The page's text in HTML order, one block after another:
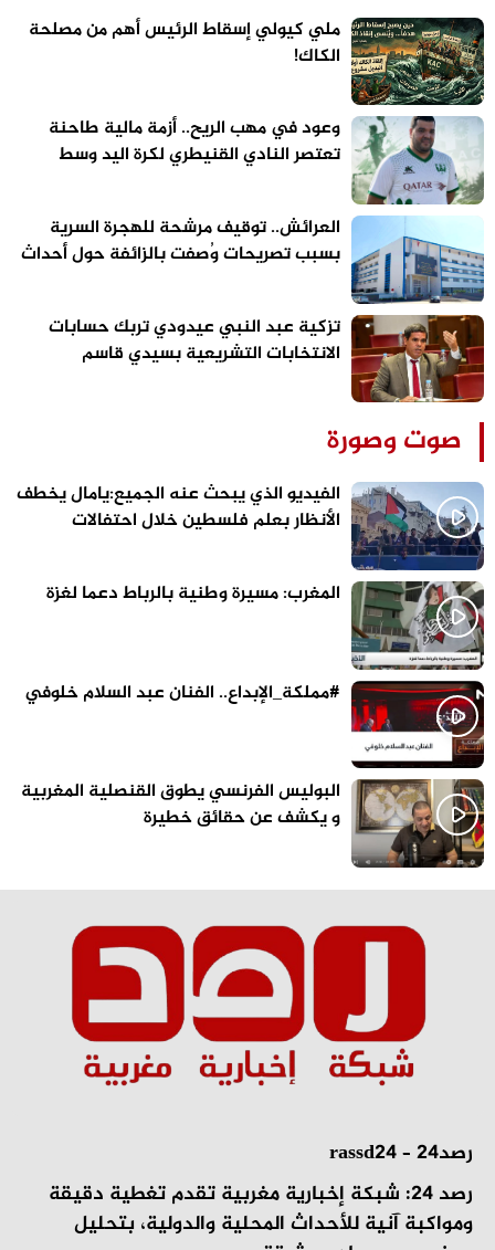
ملي كيولي إسقاط الرئيس أهم من مصلحة
الكاك!
وعود في مهب الريح.. أزمة مالية طاحنة
تعتصر النادي القنيطري لكرة اليد وسط
العرائش.. توقيف مرشحة للهجرة السرية
بسبب تصريحات وُصفت بالزائفة حول أحداث
تزكية عبد النبي عيدودي تربك حسابات
الانتخابات التشريعية بسيدي قاسم
صوت وصورة
الفيديو الذي يبحث عنه الجميع:يامال يخطف
الأنظار بعلم فلسطين خلال احتفالات
المغرب: مسيرة وطنية بالرباط دعما لغزة
#مملكة_الإبداع.. الفنان عبد السلام خلوفي
البوليس الفرنسي يطوق القنصلية المغربية
و يكشف عن حقائق خطيرة
رصد24 – rassd24
رصد 24: شبكة إخبارية مغربية تقدم تغطية دقيقة
ومواكبة آنية للأحداث المحلية والدولية، بتحليل